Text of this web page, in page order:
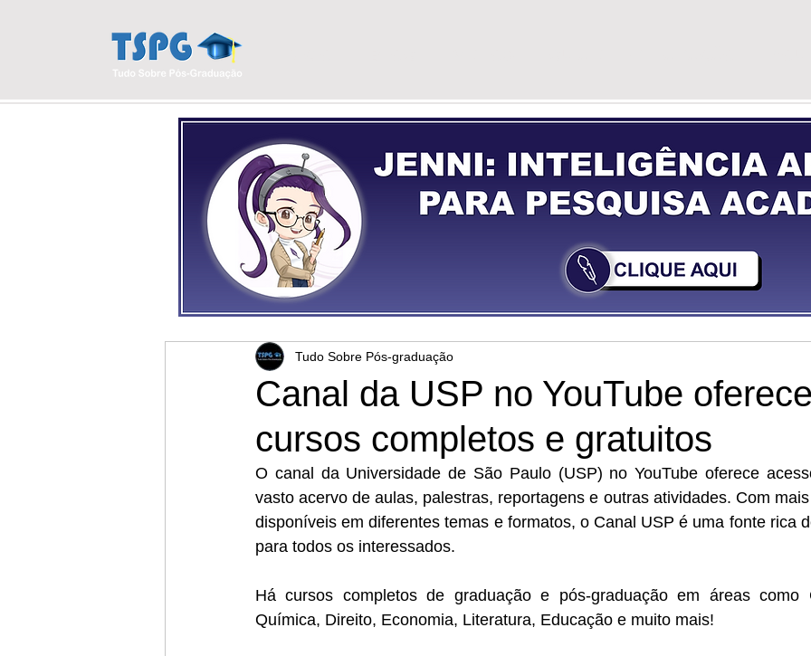
Canal da USP no YouTube oferece
cursos completos e gratuitos
Tudo Sobre Pós-graduação
O canal da Universidade de São Paulo (USP) no YouTube oferece
vasto acervo de aulas, palestras, reportagens e outras atividades. Com
disponíveis em diferentes temas e formatos, o Canal USP é uma fonte rica
para todos os interessados.
Há cursos completos de graduação e pós-graduação em áreas como
Química, Direito, Economia, Literatura, Educação e muito mais!